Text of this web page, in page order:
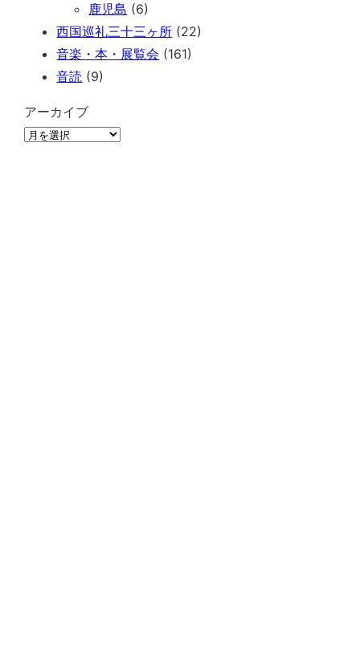
鹿児島 (6)
西国巡礼三十三ヶ所 (22)
音楽・本・展覧会 (161)
音読 (9)
アーカイブ